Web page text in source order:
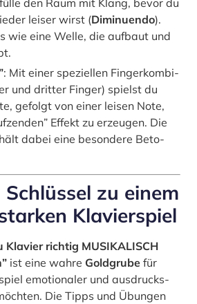
den Raum mit Klang, bevor du
lei­ser wirst (Dimi­nu­en­do).
wie eine Wel­le, die auf­baut und
: Mit einer spe­zi­el­len Fin­ger­kom­bi­
und drit­ter Fin­ger) spielst du
gefolgt von einer lei­sen Note,
Effekt zu erzeu­gen. Die
dabei eine beson­de­re Beto­
zu einem
Kla­vier­spiel
Klavier rich­tig MUSIKALISCH
ist eine wah­re Gold­gru­be für
emo­tio­na­ler und aus­drucks­
Die Tipps und Übun­gen